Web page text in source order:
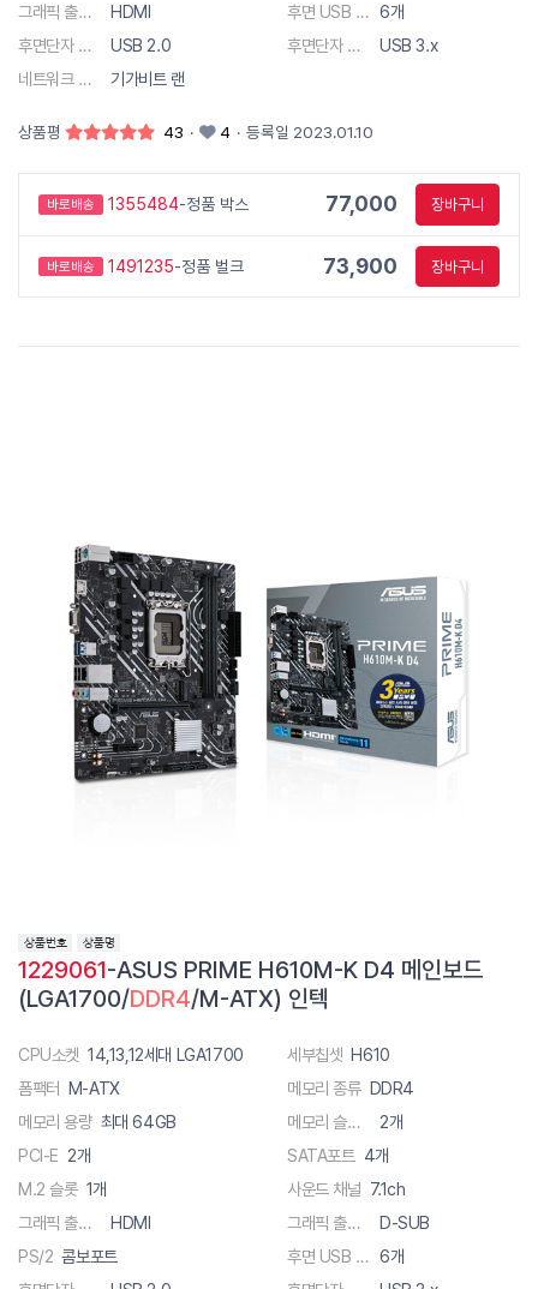
그래픽 출력단자
HDMI 후면 USB 총 단자수 6개
후면단자 종류
USB 2.0 후면단자 종류
USB 3.x
네트워크 사양
기가비트 랜
상품평 43 · 4 · 등록일 2023.01.10
바로배송 1355484-정품 박스 77,000 장바구니
바로배송 1491235-정품 벌크 73,900 장바구니
1229061-ASUS PRIME H610M-K D4 메인보드
(LGA1700/DDR4/M-ATX) 인텍
CPU소켓 14,13,12세대 LGA1700 세부칩셋 H610
폼팩터 M-ATX 메모리 종류 DDR4
메모리 용량 최대 64GB 메모리 슬롯 수
2개
PCI-E 2개 SATA포트 4개
M.2 슬롯 1개 사운드 채널 7.1ch
그래픽 출력단자
HDMI 그래픽 출력단자
D-SUB
PS/2 콤보포트 후면 USB 총 단자수 6개